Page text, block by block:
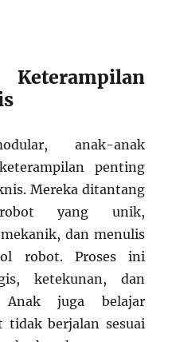
Keterampilan
anak-anak
penting
Mereka ditantang
yang unik,
dan menulis
robot. Proses ini
ketekunan, dan
Anak juga belajar
tidak berjalan sesuai